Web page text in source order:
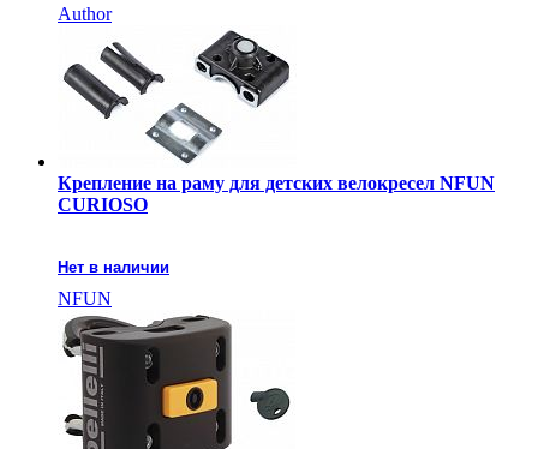
Author
Крепление на раму для детских велокресел NFUN
CURIOSO
Нет в наличии
NFUN